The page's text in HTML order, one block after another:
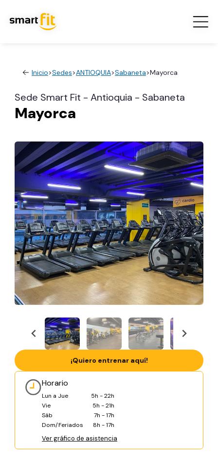
Inicio>Sedes>ANTIOQUIA>Sabaneta>Mayorca
Sede Smart Fit - Antioquia - Sabaneta
Mayorca
Horario
Lun a Jue
5h - 22h
Vie
5h - 21h
Sáb
7h - 17h
Dom/Feriados
8h - 17h
Ver gráfico de asistencia
¡Quiero entrenar aquí!